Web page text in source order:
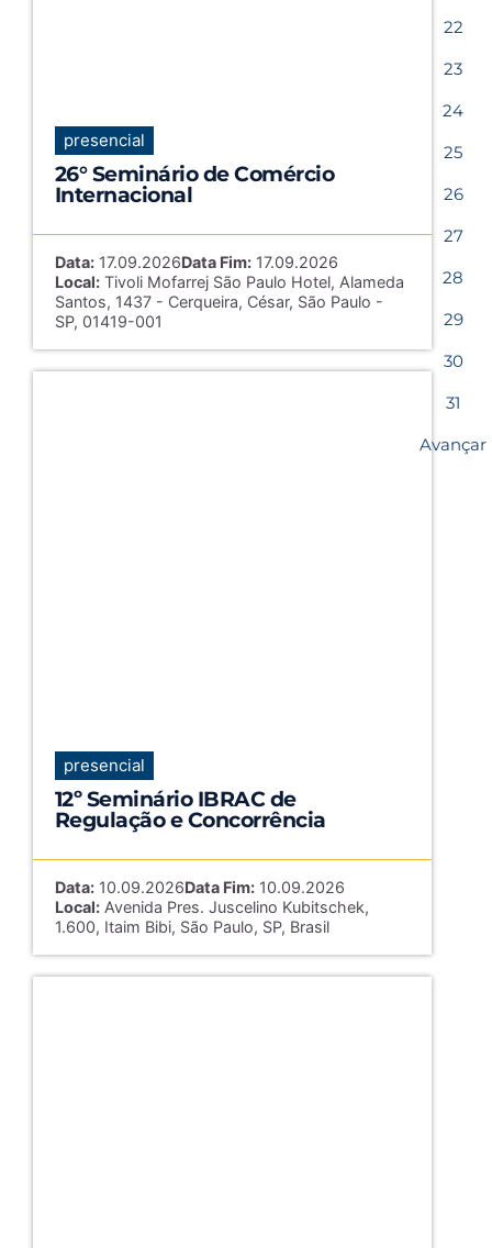
presencial
26° Seminário de Comércio
Internacional
Data:17.09.2026Data Fim:17.09.2026
Local:Tivoli Mofarrej São Paulo Hotel, Alameda
Santos, 1437 - Cerqueira, César, São Paulo -
SP, 01419-001
presencial
12º Seminário IBRAC de
Regulação e Concorrência
Data:10.09.2026Data Fim:10.09.2026
Local:Avenida Pres. Juscelino Kubitschek,
1.600, Itaim Bibi, São Paulo, SP, Brasil
22
23
24
25
26
27
28
29
30
31
Avançar